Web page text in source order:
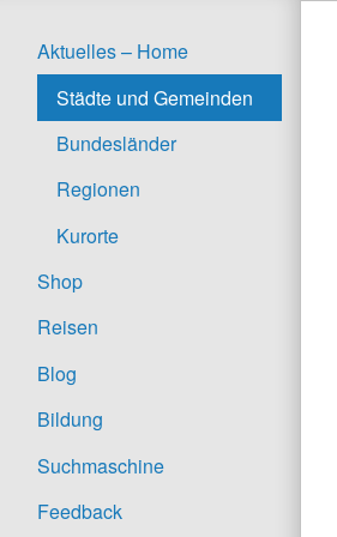
Aktuelles – Home
Städte und Gemeinden
Bundesländer
Regionen
Kurorte
Shop
Reisen
Blog
Bildung
Suchmaschine
Feedback